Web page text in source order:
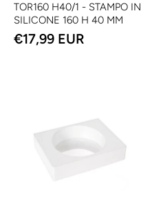
TOR160 H40/1 - STAMPO IN
SILICONE 160 H 40 MM
€17,99 EUR